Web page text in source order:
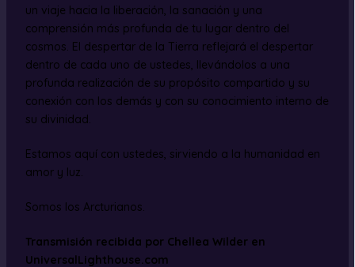
un viaje hacia la liberación, la sanación y una
comprensión más profunda de tu lugar dentro del
cosmos. El despertar de la Tierra reflejará el despertar
dentro de cada uno de ustedes, llevándolos a una
profunda realización de su propósito compartido y su
conexión con los demás y con su conocimiento interno de
su divinidad.
Estamos aquí con ustedes, sirviendo a la humanidad en
amor y luz.
Somos los Arcturianos.
Transmisión recibida por Chellea Wilder en
UniversalLighthouse.com